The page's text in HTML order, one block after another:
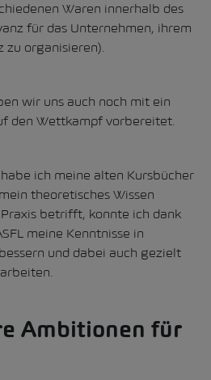
Waren innerhalb des
für das Unternehmen, ihrem
zu organisieren).
wir uns auch noch mit ein
den Wettkampf vorbereitet.
ich meine alten Kursbücher
theoretisches Wissen
betrifft, konnte ich dank
meine Kenntnisse in
und dabei auch gezielt
Ambitionen für